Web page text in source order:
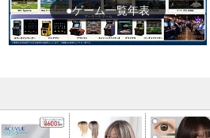
●東方Projectの紹介